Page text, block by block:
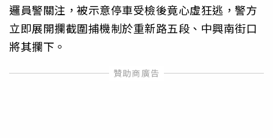
邏員警關注，被示意停車受檢後竟心虛狂逃，警方
立即展開攔截圍捕機制於重新路五段、中興南街口
將其攔下。